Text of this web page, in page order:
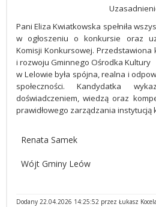
Pani Eliza Kwiatkowska spełniła
w ogłoszeniu o konkursie oraz
Komisji Konkursowej.
i rozwoju Gminnego Ośrodka Kultury
w Lelowie była spójna, realna i
społeczności. Kandydatka
doświadczeniem, wiedzą oraz
prawidłowego zarządzania instytucją
Renata Samek
Wójt Gminy Leów
Dodany 22.04.2026 14:25:52 przez Łukasz Kocela